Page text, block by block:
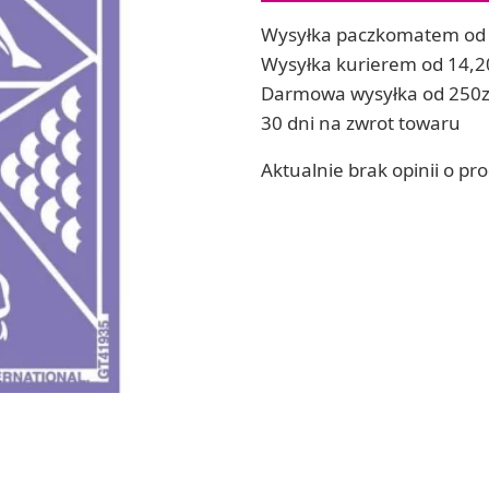
ręcznych
Zestawy do kul do kąpieli
Soda, kwasek, formy do kul do kąpieli
Dodatki: barwniki i zapachy
RZEŹBA, GLINY I ODLEWY
Odlewy dekoracyjne
Wysyłka paczkomatem od
Wysyłka kurierem od
Darmowa wysyłka od
30 dni na zwrot towaru
Aktualnie brak opinii o